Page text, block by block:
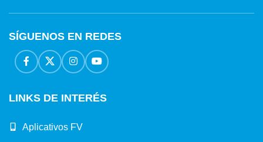
SÍGUENOS EN REDES
LINKS DE INTERÉS
Aplicativos FV